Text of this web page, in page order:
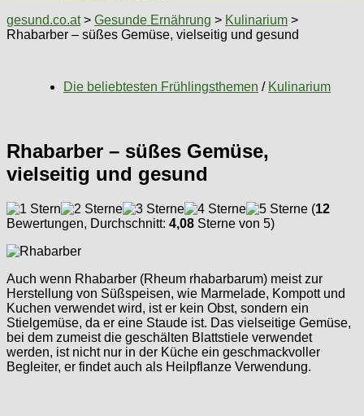
gesund.co.at> Gesunde Ernährung > Kulinarium >
Rhabarber – süßes Gemüse, vielseitig und gesund
Die beliebtesten Frühlingsthemen / Kulinarium
Rhabarber – süßes Gemüse,
vielseitig und gesund
(12
Bewertungen, Durchschnitt: 4,08 Sterne von 5)
Auch wenn Rhabarber (Rheum rhabarbarum) meist zur
Herstellung von Süßspeisen, wie Marmelade, Kompott und
Kuchen verwendet wird, ist er kein Obst, sondern ein
Stielgemüse, da er eine Staude ist. Das vielseitige Gemüse,
bei dem zumeist die geschälten Blattstiele verwendet
werden, ist nicht nur in der Küche ein geschmackvoller
Begleiter, er findet auch als Heilpflanze Verwendung.